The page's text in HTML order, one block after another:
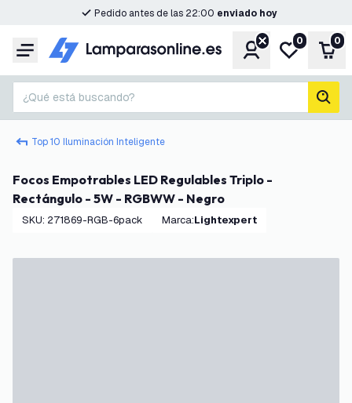
Pedido antes de las 22:00 enviado hoy
Menú CuentaMi lista de
0 0
¿Qué está buscando?
Top 10 Iluminación Inteligente
Focos Empotrables LED Regulables Triplo -
Rectángulo - 5W - RGBWW - Negro
SKU: 271869-RGB-6pack Marca: Lightexpert